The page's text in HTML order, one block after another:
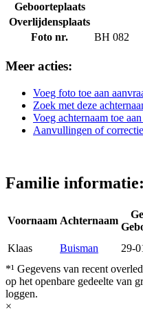
Geboorteplaats
Overlijdensplaats
Foto nr.
BH 082
Meer acties:
Voeg foto toe aan
Zoek met deze
Voeg achternaam toe
Aanvullingen of
Familie informatie:
Voornaam Achternaam
Klaas
Buisman 29-
*¹ Gegevens van recent
op het openbare gedeelte van
loggen.
×